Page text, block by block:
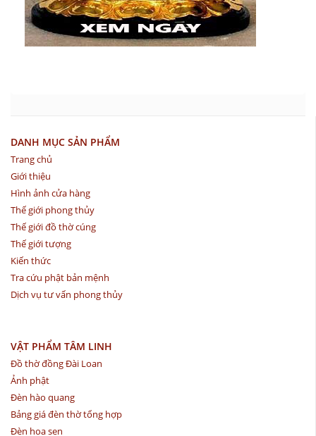
DANH MỤC SẢN PHẨM
Trang chủ
Giới thiệu
Hình ảnh cửa hàng
Thế giới phong thủy
Thế giới đồ thờ cúng
Thế giới tượng
Kiến thức
Tra cứu phật bản mệnh
Dịch vụ tư vấn phong thủy
VẬT PHẨM TÂM LINH
Đồ thờ đồng Đài Loan
Ảnh phật
Đèn hào quang
Bảng giá đèn thờ tổng hợp
Đèn hoa sen